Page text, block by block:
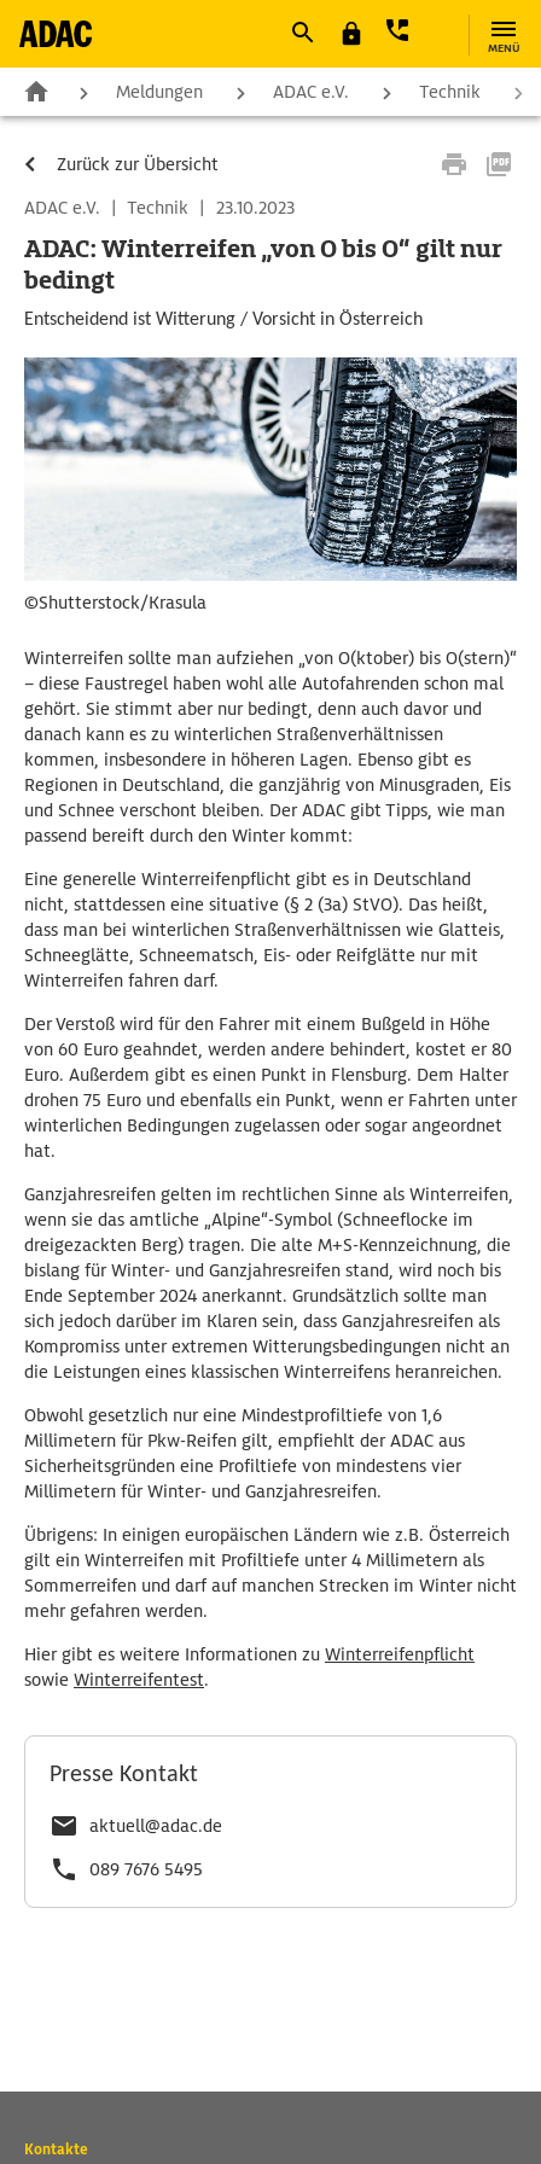
MENÜ
Meldungen ADAC e.V. Technik
Zurück zur Übersicht
ADAC e.V.
| Technik | 23.10.2023
ADAC: Winterreifen „von O bis O“ gilt nur
bedingt
Entscheidend ist Witterung / Vorsicht in Österreich
©Shutterstock/Krasula
Winterreifen sollte man aufziehen „von O(ktober) bis O(stern)“
– diese Faustregel haben wohl alle Autofahrenden schon mal
gehört. Sie stimmt aber nur bedingt, denn auch davor und
danach kann es zu winterlichen Straßenverhältnissen
kommen, insbesondere in höheren Lagen. Ebenso gibt es
Regionen in Deutschland, die ganzjährig von Minusgraden, Eis
und Schnee verschont bleiben. Der ADAC gibt Tipps, wie man
passend bereift durch den Winter kommt:
Eine generelle Winterreifenpflicht gibt es in Deutschland
nicht, stattdessen eine situative (§ 2 (3a) StVO). Das heißt,
dass man bei winterlichen Straßenverhältnissen wie Glatteis,
Schneeglätte, Schneematsch, Eis- oder Reifglätte nur mit
Winterreifen fahren darf.
Der Verstoß wird für den Fahrer mit einem Bußgeld in Höhe
von 60 Euro geahndet, werden andere behindert, kostet er 80
Euro. Außerdem gibt es einen Punkt in Flensburg. Dem Halter
drohen 75 Euro und ebenfalls ein Punkt, wenn er Fahrten unter
winterlichen Bedingungen zugelassen oder sogar angeordnet
hat.
Ganzjahresreifen gelten im rechtlichen Sinne als Winterreifen,
wenn sie das amtliche „Alpine“-Symbol (Schneeflocke im
dreigezackten Berg) tragen. Die alte M+S-Kennzeichnung, die
bislang für Winter- und Ganzjahresreifen stand, wird noch bis
Ende September 2024 anerkannt. Grundsätzlich sollte man
sich jedoch darüber im Klaren sein, dass Ganzjahresreifen als
Kompromiss unter extremen Witterungsbedingungen nicht an
die Leistungen eines klassischen Winterreifens heranreichen.
Obwohl gesetzlich nur eine Mindestprofiltiefe von 1,6
Millimetern für Pkw-Reifen gilt, empfiehlt der ADAC aus
Sicherheitsgründen eine Profiltiefe von mindestens vier
Millimetern für Winter- und Ganzjahresreifen.
Übrigens: In einigen europäischen Ländern wie z.B. Österreich
gilt ein Winterreifen mit Profiltiefe unter 4 Millimetern als
Sommerreifen und darf auf manchen Strecken im Winter nicht
mehr gefahren werden.
Hier gibt es weitere Informationen zu Winterreifenpflicht
sowie Winterreifentest.
Presse Kontakt
aktuell@adac.de
089 7676 5495
Wichtige
Kontakte